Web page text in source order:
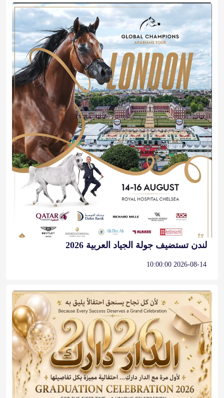
لندن تستضيف جولة الجياد العربية 2026
2026-08-14 10:00:00